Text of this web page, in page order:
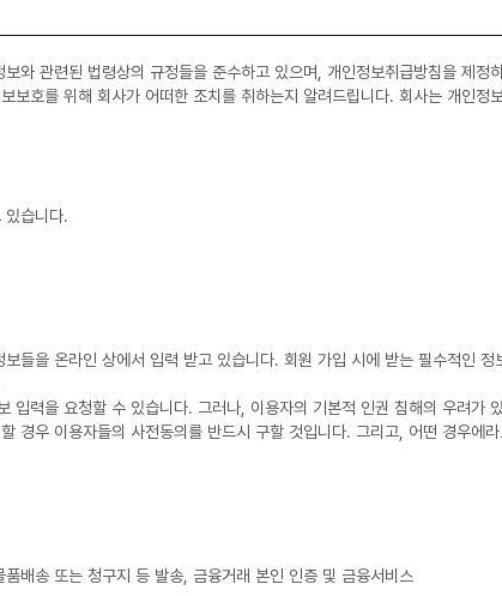
와 관련된 법령상의 규정들을 준수하고 있으며, 개인정보취급방침을 제
호를 위해 회사가 어떠한 조치를 취하는지 알려드립니다. 회사는 개인정
있습니다.
들을 온라인 상에서 입력 받고 있습니다. 회원 가입 시에 받는 필수적인
력을 요청할 수 있습니다. 그러나, 이용자의 기본적 인권 침해의 우려가
우 이용자들의 사전동의를 반드시 구할 것입니다. 그리고, 어떤 경우에
배송 또는 청구지 등 발송, 금융거래 본인 인증 및 금융서비스